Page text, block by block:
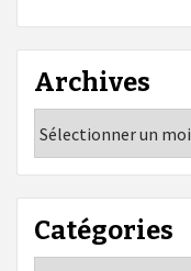
Archives
Catégories